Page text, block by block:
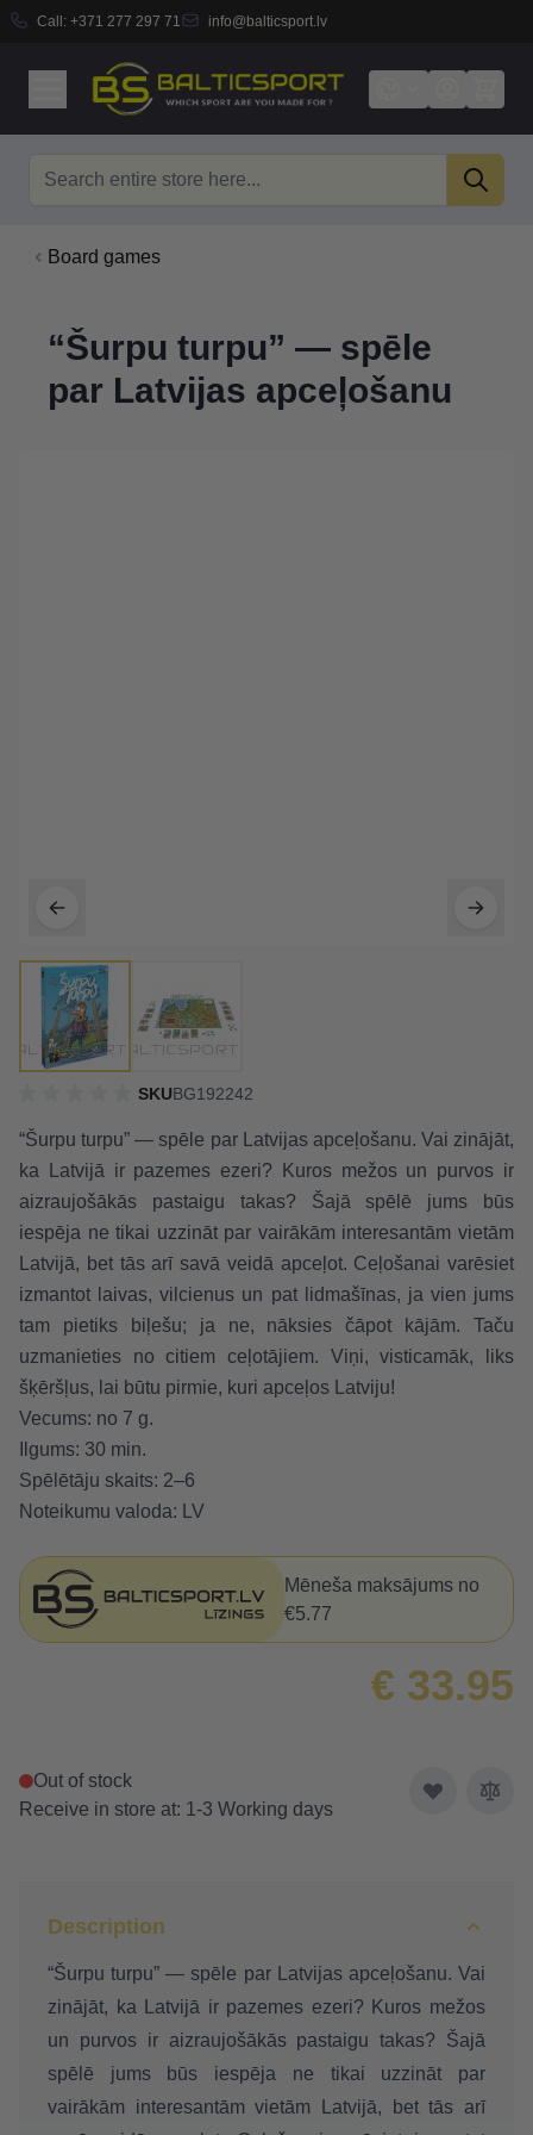
Call: +371 277 297 71 info@balticsport.lv
Board games
“Šurpu turpu” — spēle
par Latvijas apceļošanu
SKUBG192242
“Šurpu turpu” — spēle par Latvijas apceļošanu. Vai zinājāt,
ka Latvijā ir pazemes ezeri? Kuros mežos un purvos ir
aizraujošākās pastaigu takas? Šajā spēlē jums būs
iespēja ne tikai uzzināt par vairākām interesantām vietām
Latvijā, bet tās arī savā veidā apceļot. Ceļošanai varēsiet
izmantot laivas, vilcienus un pat lidmašīnas, ja vien jums
tam pietiks biļešu; ja ne, nāksies čāpot kājām. Taču
uzmanieties no citiem ceļotājiem. Viņi, visticamāk, liks
šķēršļus, lai būtu pirmie, kuri apceļos Latviju!
Vecums: no 7 g.
Ilgums: 30 min.
Spēlētāju skaits: 2–6
Noteikumu valoda: LV
Mēneša maksājums no
€5.77
€ 33.95
Out of stock
Receive in store at: 1-3 Working days
Description
“Šurpu turpu” — spēle par Latvijas apceļošanu. Vai
zinājāt, ka Latvijā ir pazemes ezeri? Kuros mežos
un purvos ir aizraujošākās pastaigu takas? Šajā
spēlē jums būs iespēja ne tikai uzzināt par
vairākām interesantām vietām Latvijā, bet tās arī